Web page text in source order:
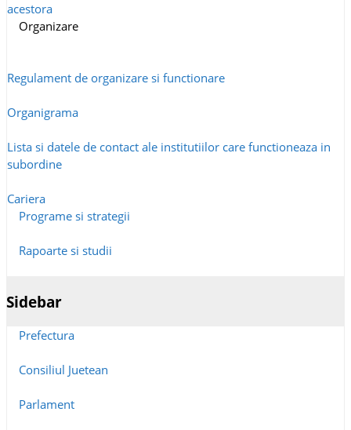
acestora
Organizare
Regulament de organizare si functionare
Organigrama
Lista si datele de contact ale institutiilor care functioneaza in
subordine
Cariera
Programe si strategii
Rapoarte si studii
Sidebar
Prefectura
Consiliul Juetean
Parlament